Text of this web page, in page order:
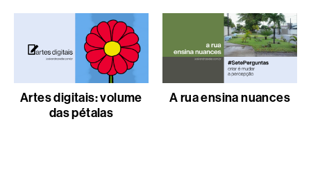
Artes digitais: volume
das pétalas
A rua ensina nuances